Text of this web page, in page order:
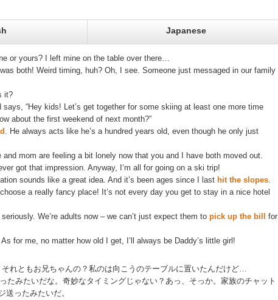
Japanese
or yours? I left mine on the table over there…
both! Weird timing, huh? Oh, I see. Someone just messaged in our family
it?
says, “Hey kids! Let’s get together for some skiing at least one more time
about the first weekend of next month?”
. He always acts like he’s a hundred years old, even though he only just
mom are feeling a bit lonely now that you and I have both moved out.
got that impression. Anyway, I’m all for going on a ski trip!
sounds like a great idea. And it’s been ages since I last hit the slopes.
a really fancy place! It’s not every day you get to stay in a nice hotel
We’re adults now – we can’t just expect them to pick up the bill
for
As for me, no matter how old I get, I’ll always be Daddy’s little girl!
れともお兄ちゃんの？私のは向こうのテーブルに置いたんだけど…
たみたいだな。奇妙なタイミングじゃない？あっ、そっか。家族のチャット
送ったみたいだ。